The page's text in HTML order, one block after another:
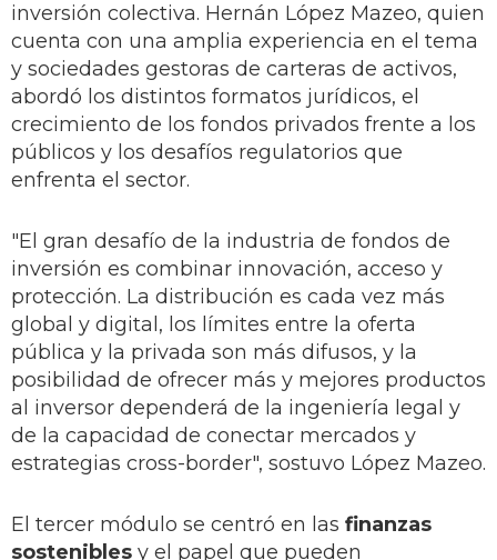
inversión colectiva. Hernán López Mazeo, quien
cuenta con una amplia experiencia en el tema
y sociedades gestoras de carteras de activos,
abordó los distintos formatos jurídicos, el
crecimiento de los fondos privados frente a los
públicos y los desafíos regulatorios que
enfrenta el sector.
"El gran desafío de la industria de fondos de
inversión es combinar innovación, acceso y
protección. La distribución es cada vez más
global y digital, los límites entre la oferta
pública y la privada son más difusos, y la
posibilidad de ofrecer más y mejores productos
al inversor dependerá de la ingeniería legal y
de la capacidad de conectar mercados y
estrategias cross-border", sostuvo López Mazeo.
El tercer módulo se centró en las finanzas
sostenibles y el papel que pueden